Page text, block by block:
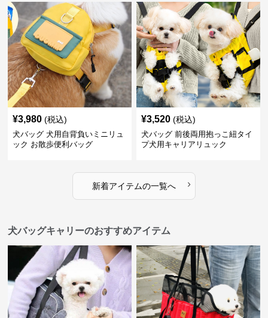
¥3,980 (税込)
犬バッグ 犬用自背負いミニリュ
ック お散歩便利バッグ
¥3,520 (税込)
犬バッグ 前後両用抱っこ紐タイ
プ犬用キャリアリュック
新着アイテムの一覧へ ›
犬バッグキャリーのおすすめアイテム